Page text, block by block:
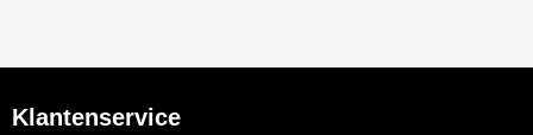
Klantenservice